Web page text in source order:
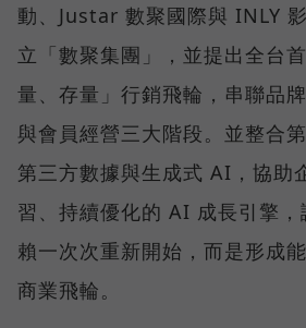
動、Justar 數聚國際與 INLY
立「數聚集團」，並提出全台
量、存量」行銷飛輪，串聯品
與會員經營三大階段。並整合
第三方數據與生成式 AI，協助
習、持續優化的 AI 成長引擎
賴一次次重新開始，而是形成
商業飛輪。